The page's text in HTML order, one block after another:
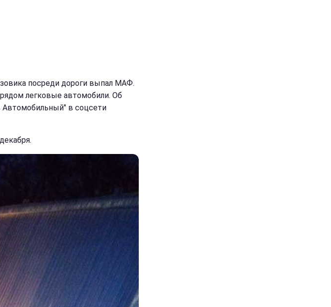
посреди дороги выпал МАФ.
легковые автомобили. Об
Автомобильный" в соцсети